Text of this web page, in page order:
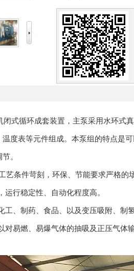
式循环成套装置，主泵采用水环式
度表等元件组成。本泵组的特点是
。
艺条件苛刻，环保、节能要求严格的
运行稳定性、自动化程度高。
工、制药、食品、以及变压吸附、制氢
对易燃、易爆气体的抽吸及正压气体